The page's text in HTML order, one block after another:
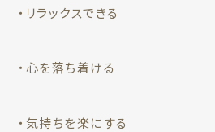
・リラックスできる
・心を落ち着ける
・気持ちを楽にする